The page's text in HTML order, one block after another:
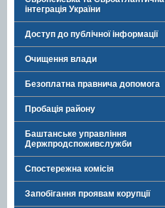
інтеграція України
Доступ до публічної інформації
Очищення влади
Безоплатна правнича допомога
Пробація району
Баштанське управління
Держпродспоживслужби
Спостережна комісія
Запобігання проявам корупції